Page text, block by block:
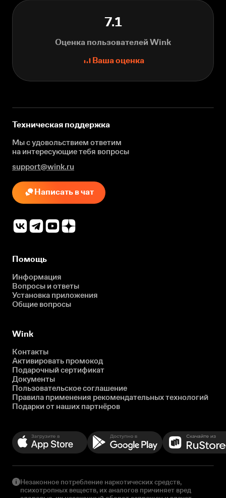
7.1
Оценка пользователей Wink
Ваша оценка
Техническая поддержка
Мы с удовольствием ответим
на интересующиетебя вопросы
support@wink.ru
Написать в чат
Помощь
Информация
Вопросы и ответы
Установка приложения
Общие вопросы
Wink
Контакты
Активировать промокод
Подарочный сертификат
Документы
Пользовательское соглашение
Правила применения рекомендательных технологий
Подарки от наших партнёров
Незаконное потребление наркотических средств,
психотропных веществ, их аналогов причиняет вред